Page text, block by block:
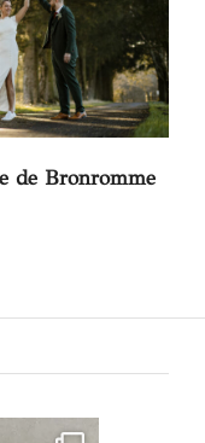
de Bronromme